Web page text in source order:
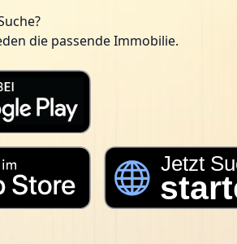
die passende Immobilie.